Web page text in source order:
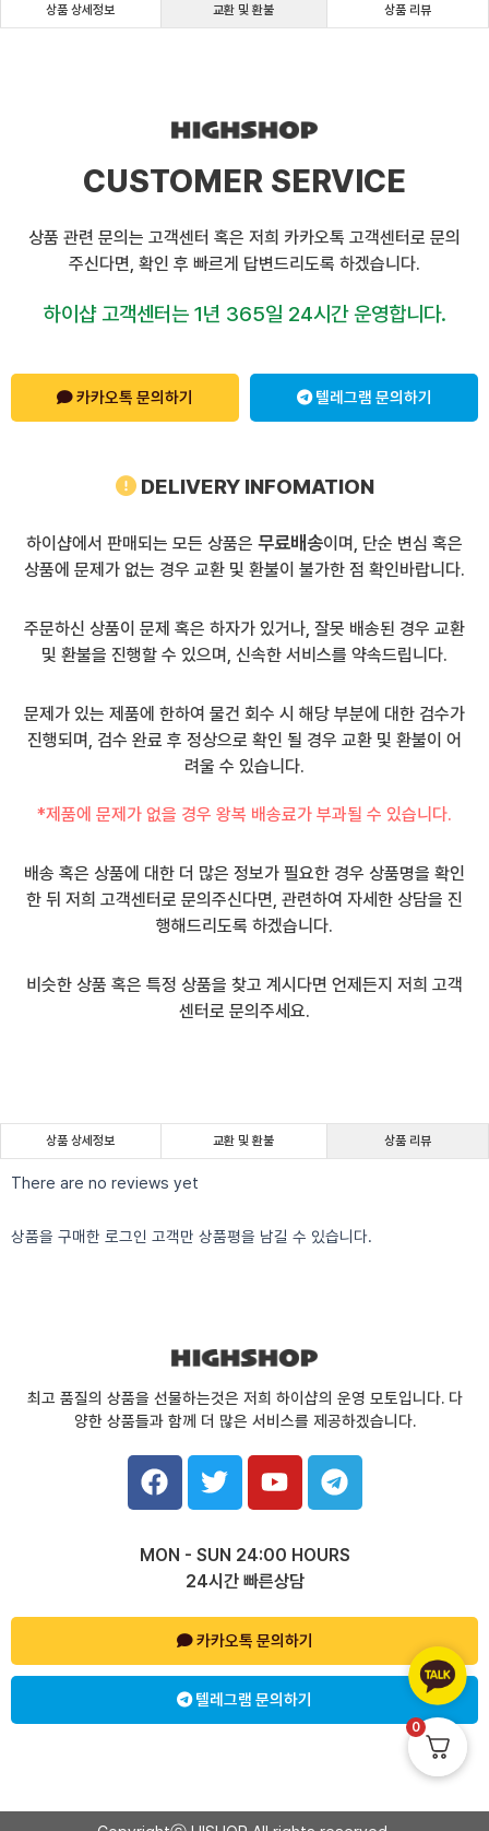
상품 상세정보 교환 및 환불 상품 리뷰
CUSTOMER SERVICE
상품 관련 문의는 고객센터 혹은 저희 카카오톡 고객센터로 문의
주신다면, 확인 후 빠르게 답변드리도록 하겠습니다.
하이샵 고객센터는 1년 365일 24시간 운영합니다.
카카오톡 문의하기 텔레그램 문의하기
DELIVERY INFOMATION
하이샵에서 판매되는 모든 상품은 무료배송이며, 단순 변심 혹은
상품에 문제가 없는 경우 교환 및 환불이 불가한 점 확인바랍니다.
주문하신 상품이 문제 혹은 하자가 있거나, 잘못 배송된 경우 교환
및 환불을 진행할 수 있으며, 신속한 서비스를 약속드립니다.
문제가 있는 제품에 한하여 물건 회수 시 해당 부분에 대한 검수가
진행되며, 검수 완료 후 정상으로 확인 될 경우 교환 및 환불이 어
려울 수 있습니다.
*제품에 문제가 없을 경우 왕복 배송료가 부과될 수 있습니다.
배송 혹은 상품에 대한 더 많은 정보가 필요한 경우 상품명을 확인
한 뒤 저희 고객센터로 문의주신다면, 관련하여 자세한 상담을 진
행해드리도록 하겠습니다.
비슷한 상품 혹은 특정 상품을 찾고 계시다면 언제든지 저희 고객
센터로 문의주세요.
상품 상세정보 교환 및 환불 상품 리뷰
There are no reviews yet
상품을 구매한 로그인 고객만 상품평을 남길 수 있습니다.
최고 품질의 상품을 선물하는것은 저희 하이샵의 운영 모토입니다. 다
양한 상품들과 함께 더 많은 서비스를 제공하겠습니다.
F
a
c
b
o
T
w
i
t
e
r
Y
o
u
u
b
e
T
e
l
g
a
MON - SUN 24:00 HOURS
24시간 빠른상담
카카오톡 문의하기
텔레그램 문의하기
0